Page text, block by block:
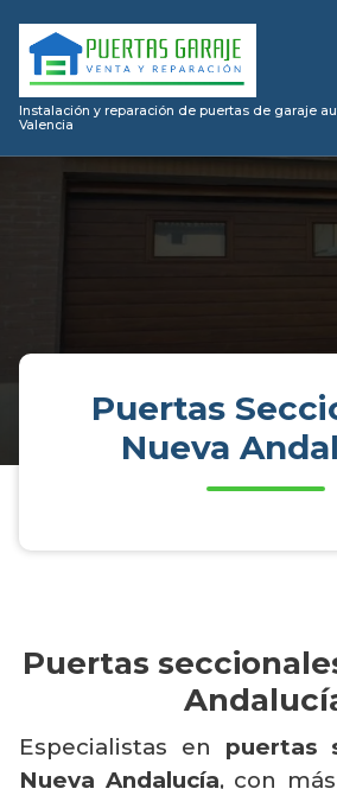
content
Instalación y reparación de puertas de garaje
Valencia
Puertas
Nueva
Puertas
Especialistas en puertas
Nueva Andalucía, con